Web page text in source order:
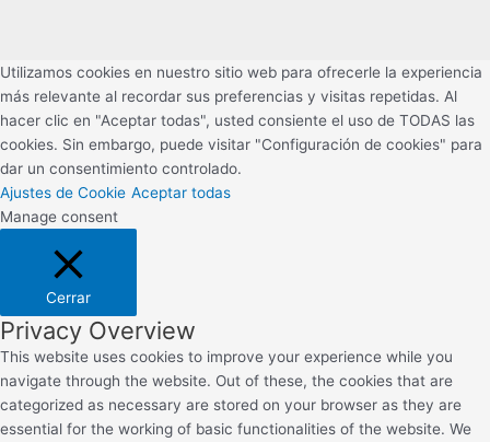
Utilizamos cookies en nuestro sitio web para ofrecerle la experiencia
más relevante al recordar sus preferencias y visitas repetidas. Al
hacer clic en "Aceptar todas", usted consiente el uso de TODAS las
cookies. Sin embargo, puede visitar "Configuración de cookies" para
dar un consentimiento controlado.
Ajustes de Cookie Aceptar todas
Manage consent
Cerrar
Privacy Overview
This website uses cookies to improve your experience while you
navigate through the website. Out of these, the cookies that are
categorized as necessary are stored on your browser as they are
essential for the working of basic functionalities of the website. We